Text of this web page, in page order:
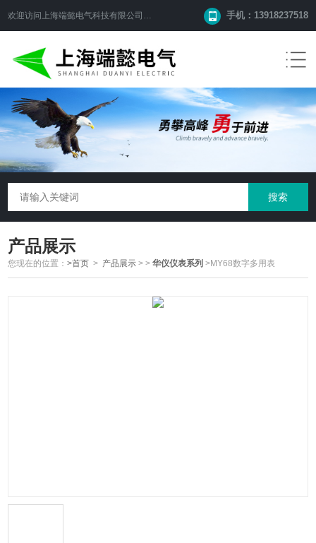
欢迎访问 上海端懿电气科技有限公司 网站！ 手机：13918237518
产品展示
您现在的位置：>首页 > 产品展示 >>华仪仪表系列 >MY68数字多用表